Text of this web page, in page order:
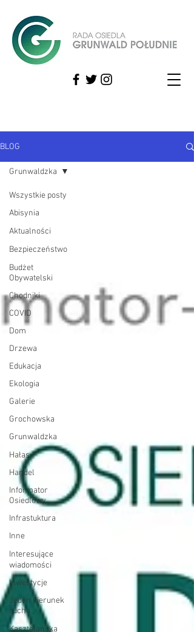
BLOG
Wszystkie posty
Abisynia
Aktualności
Bezpieczeństwo
Budżet
Obywatelski
Chodniki
COVID
Dom
Drzewa
Edukacja
Ekologia
Galerie
Grochowska
Grunwaldzka
Hałas
Handel
Informator
Osiedlowy
Infrastuktura
Inne
Interesujące
wiadomości
Inwestycje
Jeden kierunek
ruchu
Kasztelańska
Grunwaldzka